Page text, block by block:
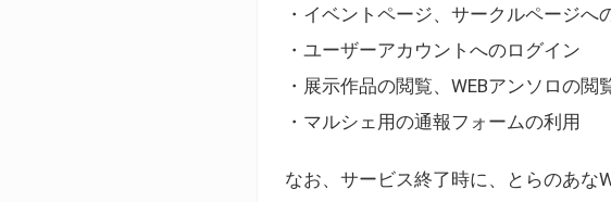
・イベントページ、サークルページへ
・ユーザーアカウントへのログイン
・展示作品の閲覧、WEBアンソロの閲
・マルシェ用の通報フォームの利用
なお、サービス終了時に、とらのあな